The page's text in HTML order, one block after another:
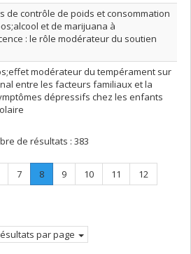
de contrôle de poids et consommation
et de marijuana à
: le rôle modérateur du soutien
modérateur du tempérament sur
entre les facteurs familiaux et la
dépressifs chez les enfants
de résultats : 383
Page
7 Page
8.
Page
Page
9 Page
10 Page
11 Page
12
par page